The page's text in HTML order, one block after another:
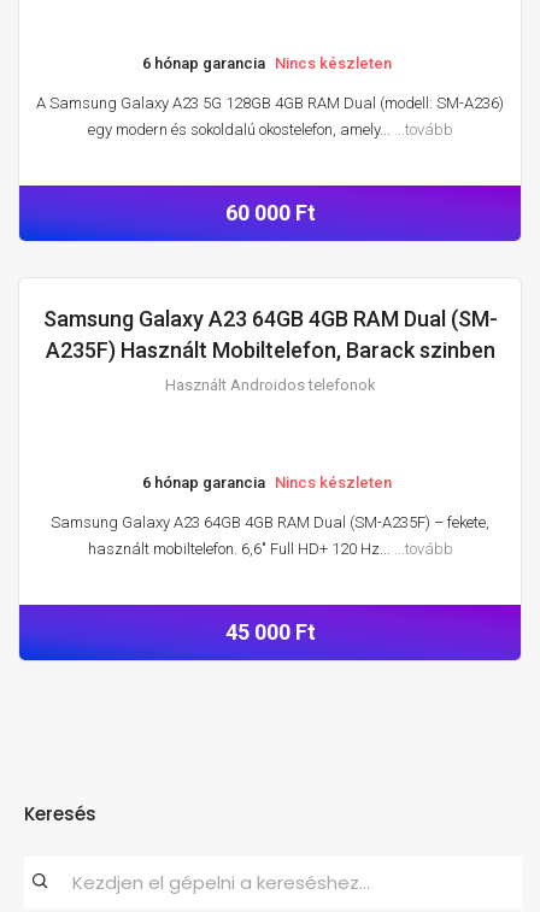
6 hónap garancia Nincs készleten
A Samsung Galaxy A23 5G 128GB 4GB RAM Dual (modell: SM-A236)
egy modern és sokoldalú okostelefon, amely... ...tovább
60 000 Ft
HASZNÁLT ANDROIDOS TELEFONOK
Samsung Galaxy A23 64GB 4GB RAM Dual (SM-
A235F) Használt Mobiltelefon, Barack szinben
Használt Androidos telefonok
6 hónap garancia Nincs készleten
Samsung Galaxy A23 64GB 4GB RAM Dual (SM-A235F) – fekete,
használt mobiltelefon. 6,6″ Full HD+ 120 Hz... ...tovább
45 000 Ft
Keresés